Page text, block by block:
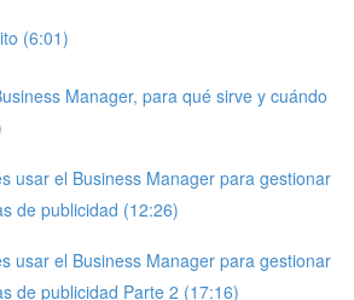
(6:01)
Manager, para qué sirve y cuándo
usar el Business Manager para gestionar
de publicidad (12:26)
usar el Business Manager para gestionar
de publicidad Parte 2 (17:16)